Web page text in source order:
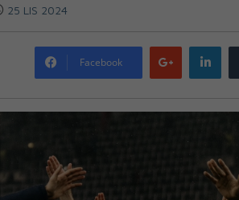
25 LIS 2024
Facebook
Google
plus